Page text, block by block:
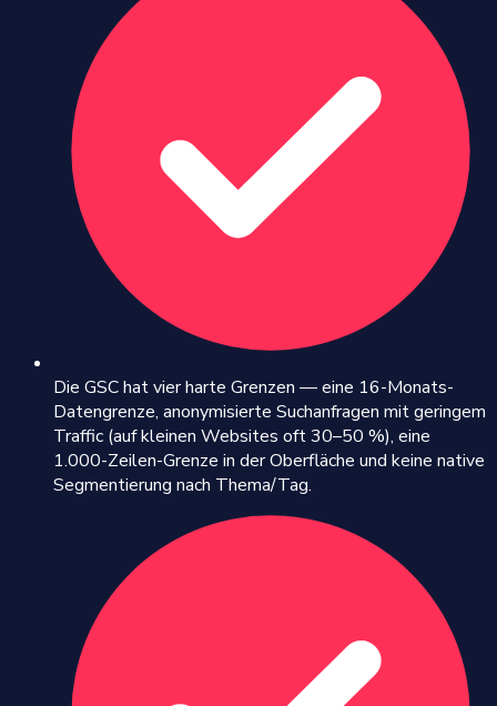
Die GSC hat vier harte Grenzen — eine 16-Monats-
Datengrenze, anonymisierte Suchanfragen mit geringem
Traffic (auf kleinen Websites oft 30–50 %), eine
1.000-Zeilen-Grenze in der Oberfläche und keine native
Segmentierung nach Thema/Tag.